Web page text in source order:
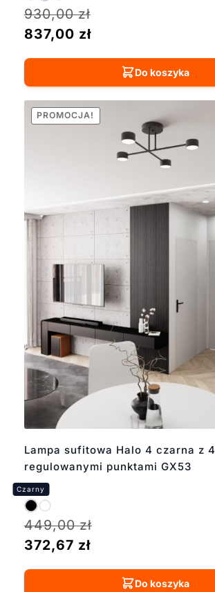
930,00zł
837,00 zł
Do koszyka
Lampa sufitowa Halo 4 czarna z 4
regulowanymi punktami GX53
PROMOCJA!
449,00zł
372,67 zł
Do koszyka